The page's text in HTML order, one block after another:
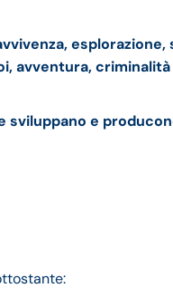
avventura,
sviluppano e